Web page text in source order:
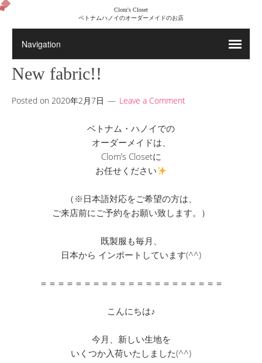
Clom's Closet
ベトナムハノイのオーダーメイドのお店
New fabric!!
Posted on 2020年2月7日 Leave a Comment
ベトナム・ハノイでの
オーダーメイドは、
Clom’s Closetに
お任せください
（※日本語対応をご希望の方は、
ご来店前にご予約をお願い致します。）
既製服も毎月、
日本から インポートしています(^^)
＝＝＝＝＝＝＝＝＝＝＝＝＝＝＝＝＝＝＝＝＝
こんにちは♪
今月、新しい生地を
いくつか入荷いたしました(^^)